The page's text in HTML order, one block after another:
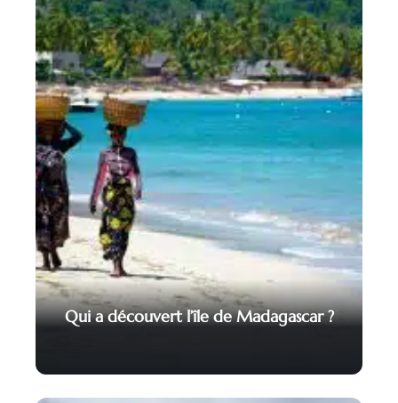
Qui a découvert l’île de Madagascar ?